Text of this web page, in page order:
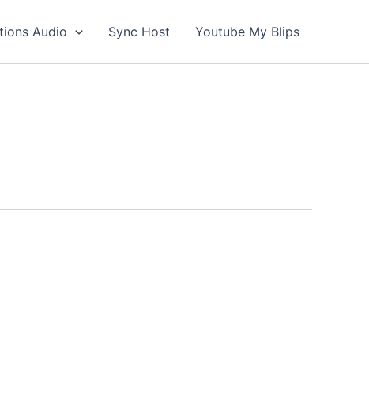
Audio Sync Host Youtube My Blips